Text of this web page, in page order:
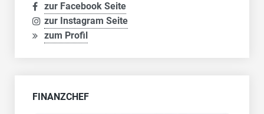
zur Facebook Seite
zur Instagram Seite
zum Profil
FINANZCHEF